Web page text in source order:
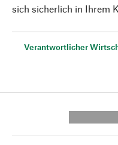
sich sicherlich in Ihrem
Verantwortlicher